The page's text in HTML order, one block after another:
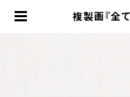
複製画『全